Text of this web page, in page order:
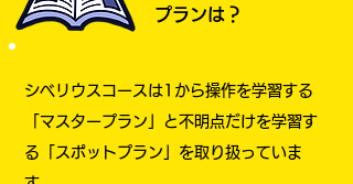
プランは？
シベリウスコースは1から操作を学習する
「マスタープラン」と不明点だけを学習す
る「スポットプラン」を取り扱っていま